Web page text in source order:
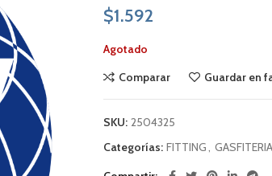
$1.592
Agotado
Comparar
Guardar en
SKU: 2504325
Categorías: FITTING, GASFITERIA